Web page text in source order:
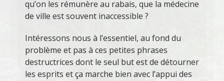
qu’on les rémunère au rabais, que la médecine
de ville est souvent inaccessible ?
Intéressons nous à l’essentiel, au fond du
problème et pas à ces petites phrases
destructrices dont le seul but est de détourner
les esprits et ça marche bien avec l’appui des